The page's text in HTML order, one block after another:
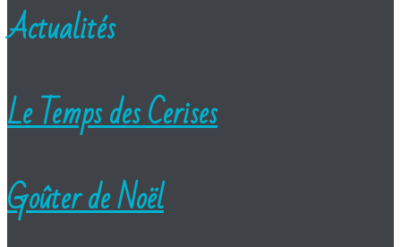
Actualités
Le Temps des Cerises
Goûter de Noël